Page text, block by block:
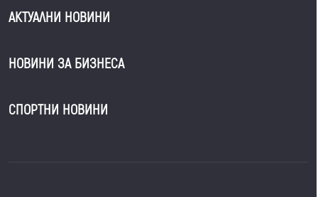
АКТУАЛНИ НОВИНИ
НОВИНИ ЗА БИЗНЕСА
СПОРТНИ НОВИНИ